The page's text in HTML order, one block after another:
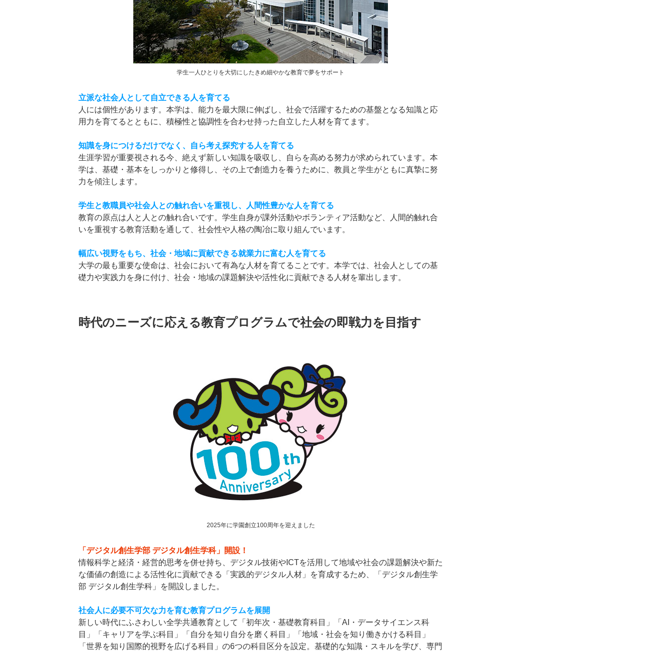
学生一人ひとりを大切にしたきめ細やかな教育で夢をサポート
立派な社会人として自立できる人を育てる
人には個性があります。本学は、能力を最大限に伸ばし、社会で活躍するための基盤となる知識と応
用力を育てるとともに、積極性と協調性を合わせ持った自立した人材を育てます。
知識を身につけるだけでなく、自ら考え探究する人を育てる
生涯学習が重要視される今、絶えず新しい知識を吸収し、自らを高める努力が求められています。本
学は、基礎・基本をしっかりと修得し、その上で創造力を養うために、教員と学生がともに真摯に努
力を傾注します。
学生と教職員や社会人との触れ合いを重視し、人間性豊かな人を育てる
教育の原点は人と人との触れ合いです。学生自身が課外活動やボランティア活動など、人間的触れ合
いを重視する教育活動を通して、社会性や人格の陶冶に取り組んでいます。
幅広い視野をもち、社会・地域に貢献できる就業力に富む人を育てる
大学の最も重要な使命は、社会において有為な人材を育てることです。本学では、社会人としての基
礎力や実践力を身に付け、社会・地域の課題解決や活性化に貢献できる人材を輩出します。
時代のニーズに応える教育プログラムで社会の即戦力を目指す
2025年に学園創立100周年を迎えました
「デジタル創生学部 デジタル創生学科」開設！
情報科学と経済・経営的思考を併せ持ち、デジタル技術やICTを活用して地域や社会の課題解決や新た
な価値の創造による活性化に貢献できる「実践的デジタル人材」を育成するため、「デジタル創生学
部 デジタル創生学科」を開設しました。
社会人に必要不可欠な力を育む教育プログラムを展開
新しい時代にふさわしい全学共通教育として「初年次・基礎教育科目」「AI・データサイエンス科
目」「キャリアを学ぶ科目」「自分を知り自分を磨く科目」「地域・社会を知り働きかける科目」
「世界を知り国際的視野を広げる科目」の6つの科目区分を設定。基礎的な知識・スキルを学び、専門